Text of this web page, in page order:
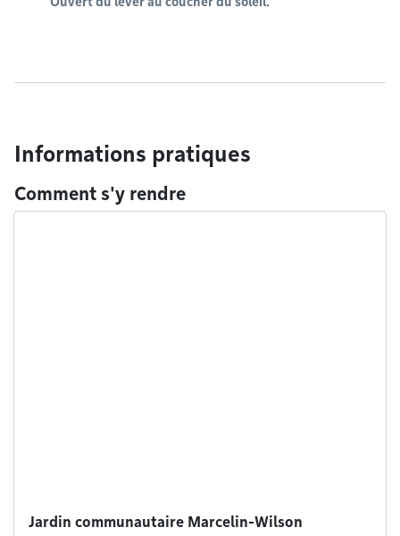
Informations pratiques
Comment s'y rendre
Jardin communautaire Marcelin-Wilson